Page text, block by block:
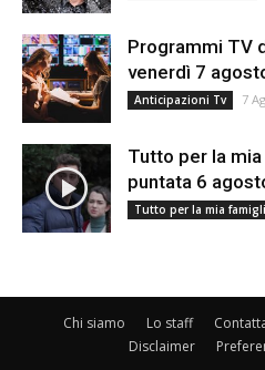
Programmi TV
venerdì 7
Anticipazioni Tv 7
Tutto per la
puntata 6
Tutto per la mia
Chi siamo Lo staff
Disclaimer